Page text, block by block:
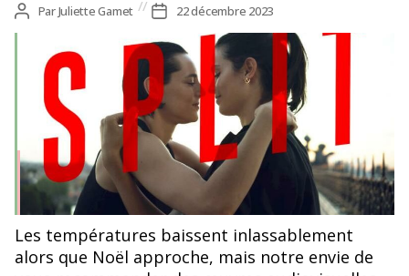
Auteur
l’article
ParJuliette Gamet
Date
l’article
22 décembre 2023
Les températures baissent inlassablement
alors que Noël approche, mais notre envie de